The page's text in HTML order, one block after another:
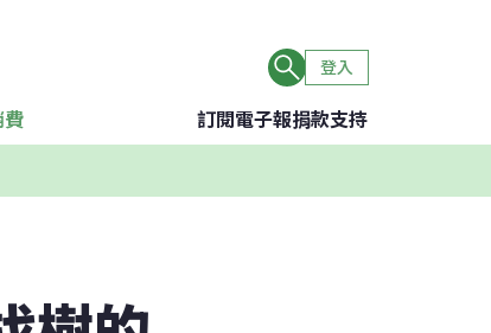
登入
訂閱電子報捐款支持